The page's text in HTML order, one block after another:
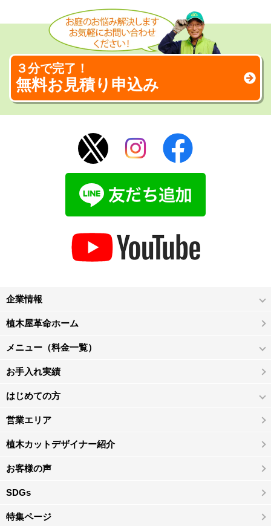
３分で完了！
無料お見積り申込み
企業情報
植木屋革命ホーム
メニュー（料金一覧）
お手入れ実績
はじめての方
営業エリア
植木カットデザイナー紹介
お客様の声
SDGs
特集ページ